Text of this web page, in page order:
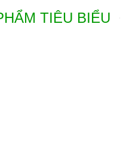
TIÊU BIỂU